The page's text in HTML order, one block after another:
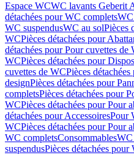
Espace WCWC lavants Geberit
détachées pour WC completsWC
WC suspendusWC au solPièces
WCPièces détachées pour
détachées pour Pour cuvettes de
WCPièces détachées pour
cuvettes de WCPièces
designPièces détachées pour
completsPièces détachées pour
WCPièces détachées pour Pour
détachées pour AccessoiresPour
WCPièces détachées pour Pour
WC completsConsommablesWC
suspendusPièces détachées pour